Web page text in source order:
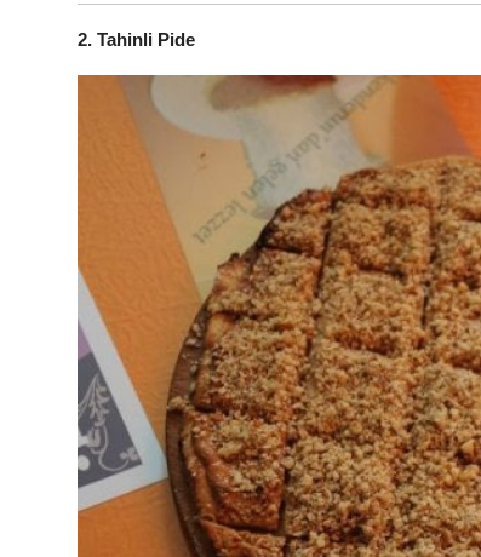
2. Tahinli Pide